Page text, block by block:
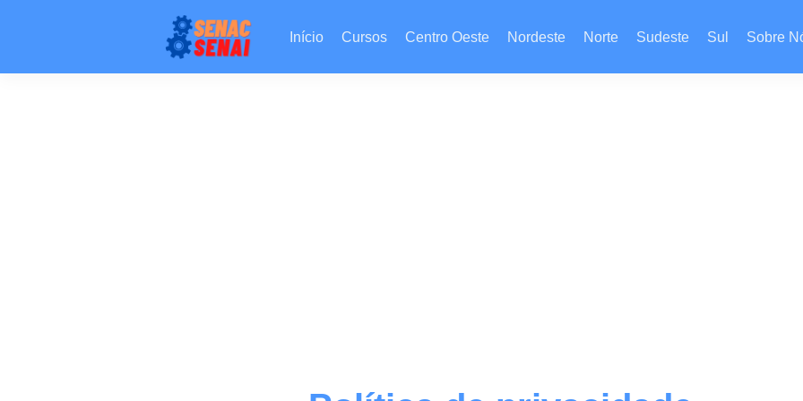
Início Cursos Centro Oeste Nordeste Norte Sudeste Sul Sobre